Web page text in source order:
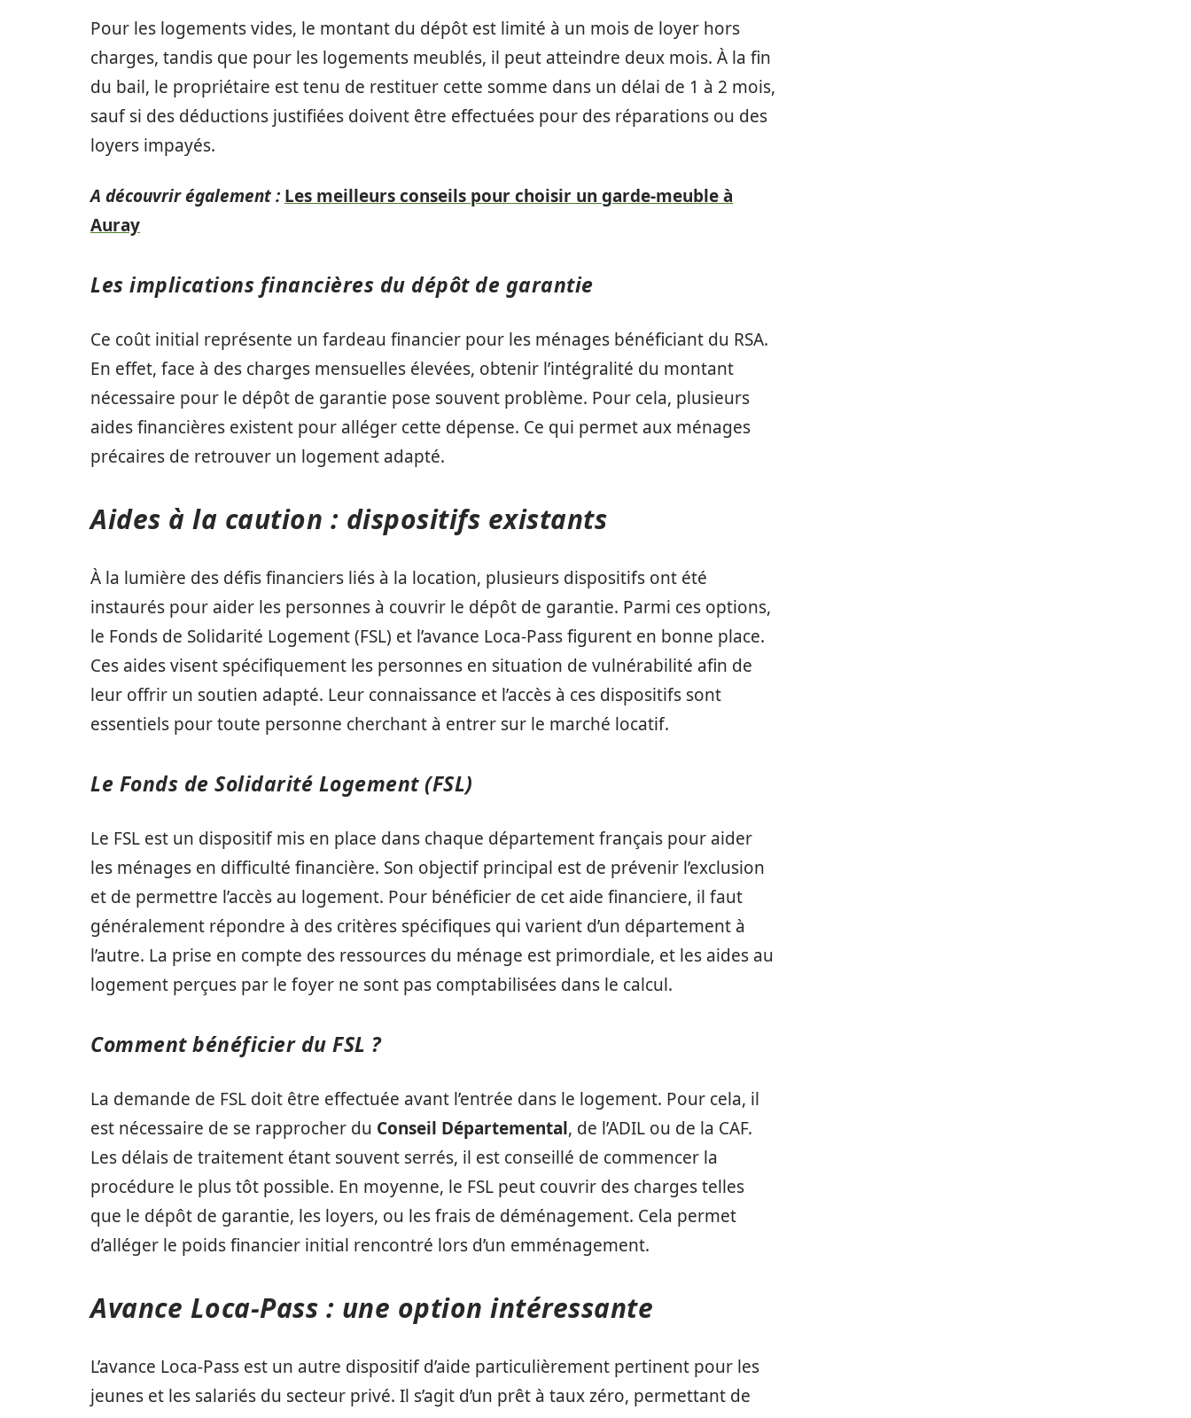
Pour les logements vides, le montant du dépôt est limité à un mois de loyer hors
charges, tandis que pour les logements meublés, il peut atteindre deux mois. À la fin
du bail, le propriétaire est tenu de restituer cette somme dans un délai de 1 à 2 mois,
sauf si des déductions justifiées doivent être effectuées pour des réparations ou des
loyers impayés.
A découvrir également : Les meilleurs conseils pour choisir un garde-meuble à
Auray
Les implications financières du dépôt de garantie
Ce coût initial représente un fardeau financier pour les ménages bénéficiant du RSA.
En effet, face à des charges mensuelles élevées, obtenir l’intégralité du montant
nécessaire pour le dépôt de garantie pose souvent problème. Pour cela, plusieurs
aides financières existent pour alléger cette dépense. Ce qui permet aux ménages
précaires de retrouver un logement adapté.
Aides à la caution : dispositifs existants
À la lumière des défis financiers liés à la location, plusieurs dispositifs ont été
instaurés pour aider les personnes à couvrir le dépôt de garantie. Parmi ces options,
le Fonds de Solidarité Logement (FSL) et l’avance Loca-Pass figurent en bonne place.
Ces aides visent spécifiquement les personnes en situation de vulnérabilité afin de
leur offrir un soutien adapté. Leur connaissance et l’accès à ces dispositifs sont
essentiels pour toute personne cherchant à entrer sur le marché locatif.
Le Fonds de Solidarité Logement (FSL)
Le FSL est un dispositif mis en place dans chaque département français pour aider
les ménages en difficulté financière. Son objectif principal est de prévenir l’exclusion
et de permettre l’accès au logement. Pour bénéficier de cet aide financiere, il faut
généralement répondre à des critères spécifiques qui varient d’un département à
l’autre. La prise en compte des ressources du ménage est primordiale, et les aides au
logement perçues par le foyer ne sont pas comptabilisées dans le calcul.
Comment bénéficier du FSL ?
La demande de FSL doit être effectuée avant l’entrée dans le logement. Pour cela, il
est nécessaire de se rapprocher du Conseil Départemental, de l’ADIL ou de la CAF.
Les délais de traitement étant souvent serrés, il est conseillé de commencer la
procédure le plus tôt possible. En moyenne, le FSL peut couvrir des charges telles
que le dépôt de garantie, les loyers, ou les frais de déménagement. Cela permet
d’alléger le poids financier initial rencontré lors d’un emménagement.
Avance Loca-Pass : une option intéressante
L’avance Loca-Pass est un autre dispositif d’aide particulièrement pertinent pour les
jeunes et les salariés du secteur privé. Il s’agit d’un prêt à taux zéro, permettant de